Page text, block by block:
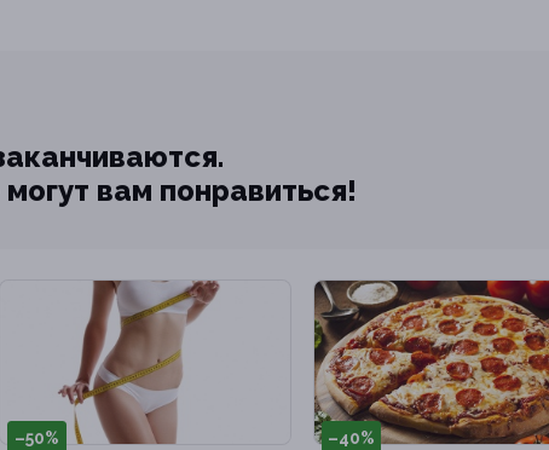
вам понравиться!
–50%
–40%